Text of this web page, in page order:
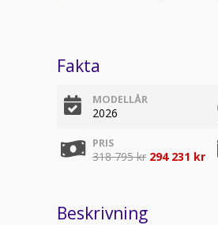
Fakta
MODELLÅR
2026
PRIS
318 795 kr 294 231 kr
Beskrivning